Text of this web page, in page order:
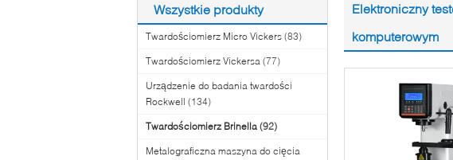
Wszystkie produkty
Twardościomierz Micro Vickers (83)
Twardościomierz Vickersa (77)
Urządzenie do badania twardości
Rockwell (134)
Twardościomierz Brinella (92)
Metalograficzna maszyna do cięcia
Elektroniczny
komputerowym